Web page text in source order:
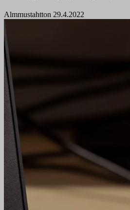
Almmustahtton 29.4.2022